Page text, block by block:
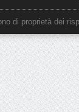
di proprietà dei